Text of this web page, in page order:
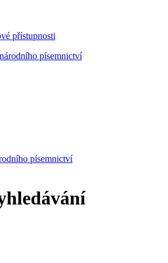
přístupnosti
písemnictví